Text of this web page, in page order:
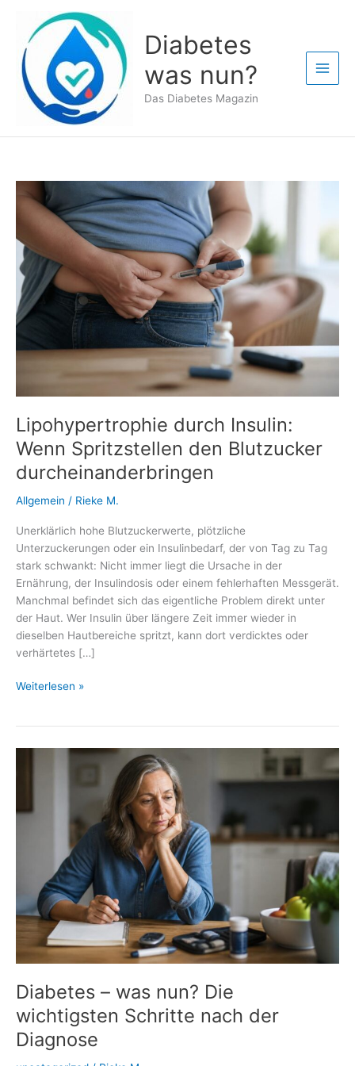
springen
Diabetes
was nun?
Das Diabetes Magazin
Lipohypertrophie durch Insulin:
Wenn Spritzstellen den Blutzucker
durcheinanderbringen
Allgemein / Rieke M.
Unerklärlich hohe Blutzuckerwerte, plötzliche
Unterzuckerungen oder ein Insulinbedarf, der von Tag zu Tag
stark schwankt: Nicht immer liegt die Ursache in der
Ernährung, der Insulindosis oder einem fehlerhaften Messgerät.
Manchmal befindet sich das eigentliche Problem direkt unter
der Haut. Wer Insulin über längere Zeit immer wieder in
dieselben Hautbereiche spritzt, kann dort verdicktes oder
verhärtetes […]
Lipohypertrophie
Spritzstellen
durcheinanderbringen
Weiterlesen »
Diabetes – was nun? Die
wichtigsten Schritte nach der
Diagnose